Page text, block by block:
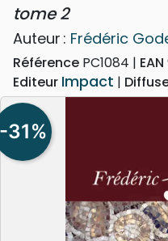
tome 2
Auteur : Frédéric
Référence PC1084 EAN
Editeur Impact
31%